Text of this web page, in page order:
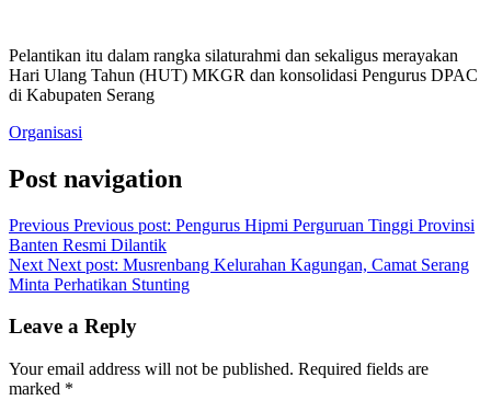
Pelantikan itu dalam rangka silaturahmi dan sekaligus merayakan
Hari Ulang Tahun (HUT) MKGR dan konsolidasi Pengurus DPAC
di Kabupaten Serang
Organisasi
Post navigation
Previous Previous post: Pengurus Hipmi Perguruan Tinggi Provinsi
Banten Resmi Dilantik
Next Next post: Musrenbang Kelurahan Kagungan, Camat Serang
Minta Perhatikan Stunting
Leave a Reply
Your email address will not be published. Required fields are
marked *